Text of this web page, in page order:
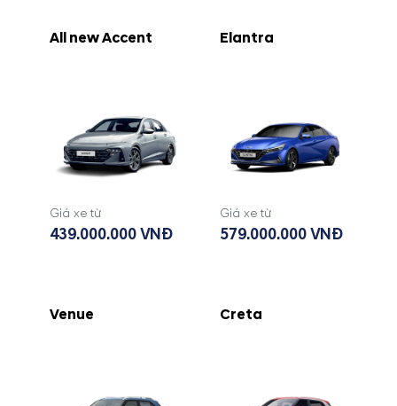
All new Accent
Giá xe từ
439.000.000 VNĐ
Elantra
Giá xe từ
579.000.000 VNĐ
Venue Creta